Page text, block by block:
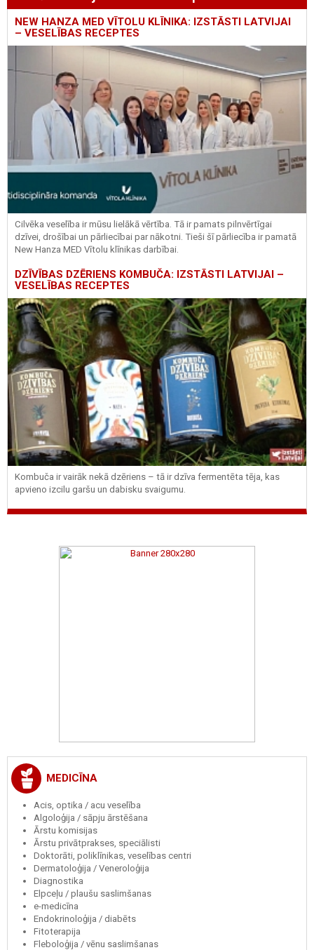
NEW HANZA MED VĪTOLU KLĪNIKA: IZSTĀSTI LATVIJAI
– VESELĪBAS RECEPTES
Cilvēka veselība ir mūsu lielākā vērtība. Tā ir pamats pilnvērtīgai
dzīvei, drošībai un pārliecībai par nākotni. Tieši šī pārliecība ir pamatā
New Hanza MED Vītolu klīnikas darbībai.
DZĪVĪBAS DZĒRIENS KOMBUČA: IZSTĀSTI LATVIJAI –
VESELĪBAS RECEPTES
Kombuča ir vairāk nekā dzēriens – tā ir dzīva fermentēta tēja, kas
apvieno izcilu garšu un dabisku svaigumu.
MEDICĪNA
Acis, optika / acu veselība
Algoloģija / sāpju ārstēšana
Ārstu komisijas
Ārstu privātprakses, speciālisti
Doktorāti, poliklīnikas, veselības centri
Dermatoloģija / Veneroloģija
Diagnostika
Elpceļu / plaušu saslimšanas
e-medicīna
Endokrinoloģija / diabēts
Fitoterapija
Fleboloģija / vēnu saslimšanas